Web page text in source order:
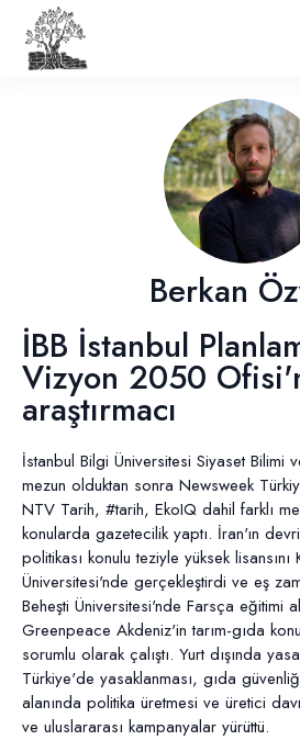
Berkan
İBB İstanbul
Vizyon 2050
araştırmacı
İstanbul Bilgi Üniversitesi Siyaset Bilimi
mezun olduktan sonra Newsweek
NTV Tarih, #tarih, EkoIQ dahil farklı
konularda gazetecilik yaptı. İran'ın
politikası konulu teziyle yüksek
Üniversitesi'nde gerçekleştirdi ve eş
Beheşti Üniversitesi'nde Farsça eğitimi
Greenpeace Akdeniz'in tarım-gıda
sorumlu olarak çalıştı. Yurt dışında
Türkiye'de yasaklanması, gıda
alanında politika üretmesi ve üretici
ve uluslararası kampanyalar yürüttü.